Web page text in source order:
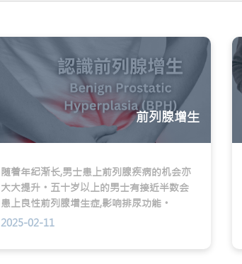
前列腺增生
随着年纪渐长,男士患上前列腺疾病的机会亦
大大提升。五十岁以上的男士有接近半数会
患上良性前列腺增生症,影响排尿功能。
2025-02-11